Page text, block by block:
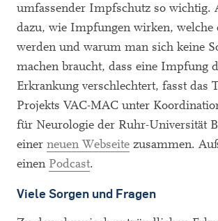
umfassender Impfschutz so wichtig.
dazu, wie Impfungen wirken, welche
werden und warum man sich keine
machen braucht, dass eine Impfung
Erkrankung verschlechtert, fasst das
Projekts VAC-MAC unter
für Neurologie der Ruhr-Universität
einer neuen Webseite zusammen.
einen Podcast.
Viele Sorgen und Fragen